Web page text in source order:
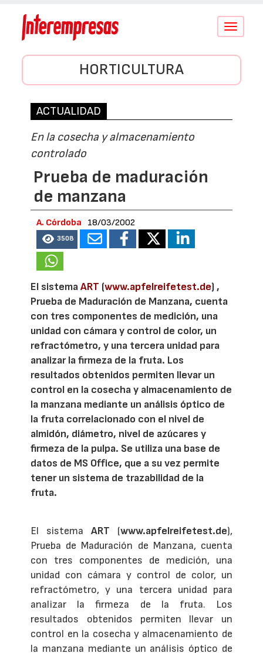
Conmutar
HORTICULTURA
ACTUALIDAD
En la cosecha y almacenamiento
controlado
Prueba de maduración
de manzana
A. Córdoba 18/03/2002
3508
El sistemaART (www.apfelreifetest.de) ,
Prueba de Maduración de Manzana, cuenta
con tres componentes de medición, una
unidad con cámara y control de color, un
refractómetro, y una tercera unidad para
analizar la firmeza de la fruta. Los
resultados obtenidos permiten llevar un
control en la cosecha y almacenamiento de
la manzana mediante un análisis óptico de
la fruta correlacionado con el nivel de
almidón, diámetro, nivel de azúcares y
firmeza de la pulpa. Se utiliza una base de
datos de MS Office, que a su vez permite
tener un sistema de trazabilidad de la
fruta.
El sistema ART (www.apfelreifetest.de),
Prueba de Maduración de Manzana, cuenta
con tres componentes de medición, una
unidad con cámara y control de color, un
refractómetro, y una tercera unidad para
analizar la firmeza de la fruta. Los
resultados obtenidos permiten llevar un
control en la cosecha y almacenamiento de
la manzana mediante un análisis óptico de